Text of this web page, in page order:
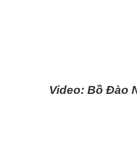
Video: Bồ Đào